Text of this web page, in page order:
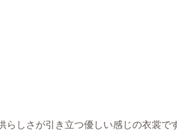
さが引き立つ優しい感じの衣裳で